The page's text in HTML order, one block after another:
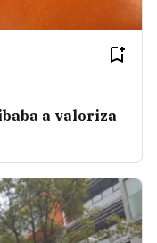
a valoriza